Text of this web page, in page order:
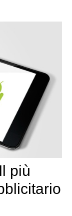
più